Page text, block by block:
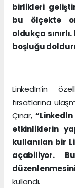
birlikleri
bu ölçekte
oldukça
boşluğu
LinkedIn’in
fırsatlarına
Çınar,
etkinliklerin
kullanılan bir
açabiliyor.
kullandı.